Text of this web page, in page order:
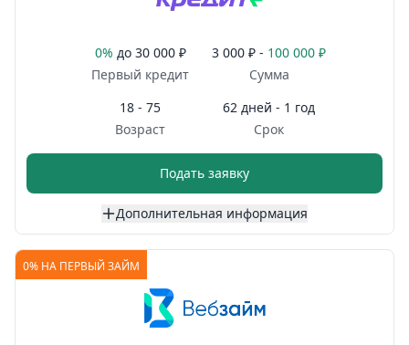
0% до 30 000 ₽
Первый кредит
3 000 ₽ - 100 000 ₽
Сумма
18 - 75
Возраст
62 дней - 1 год
Срок
Подать заявку
Дополнительная информация
0% НА ПЕРВЫЙ ЗАЙМ